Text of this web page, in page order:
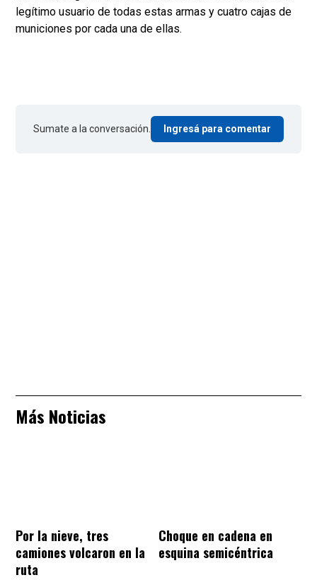
legítimo usuario de todas estas armas y cuatro cajas de
municiones por cada una de ellas.
Sumate a la conversación. Ingresá para comentar
Más Noticias
Por la nieve, tres
camiones volcaron en la
ruta
Choque en cadena en
esquina semicéntrica